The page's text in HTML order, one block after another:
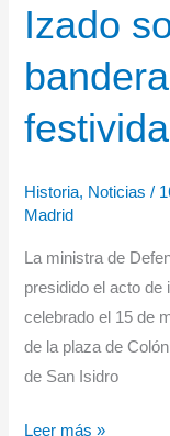
Izado
Historia, Noticias /
Madrid
La ministra de
presidido el acto de
celebrado el 15 de
de la plaza de
de San Isidro
Izado
Leer más »